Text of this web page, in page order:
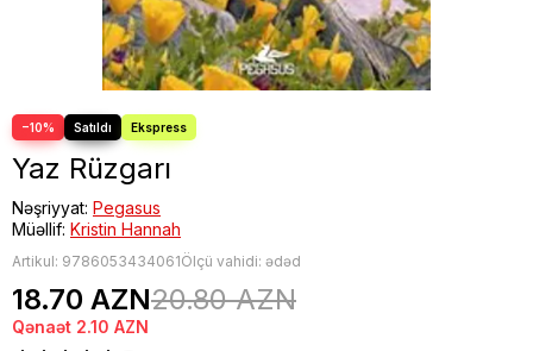
−10%
Yaz Rüzgarı
Nəşriyyat: Pegasus
Müəllif: Kristin Hannah
Artikul: 9786053434061Ölçü vahidi: ədəd
18.70 AZN20.80 AZN
Qənaət 2.10 AZN